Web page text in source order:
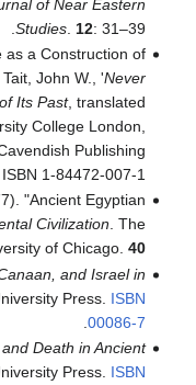
of Near Eastern
Studies. 12: 31–39.
as a Construction of
John W., 'Never
Its Past, translated
College London,
Publishing
1-84472-007-1
"Ancient Egyptian
Civilization. The
of Chicago. 40
and Israel in
Press. ISBN
00086-7
Death in Ancient
Press. ISBN